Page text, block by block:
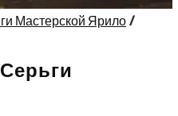
Мастерской Ярило/